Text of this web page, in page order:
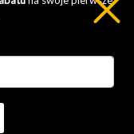
Sklepu
Rozwój